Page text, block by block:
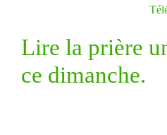
Lire la prière
ce dimanche.